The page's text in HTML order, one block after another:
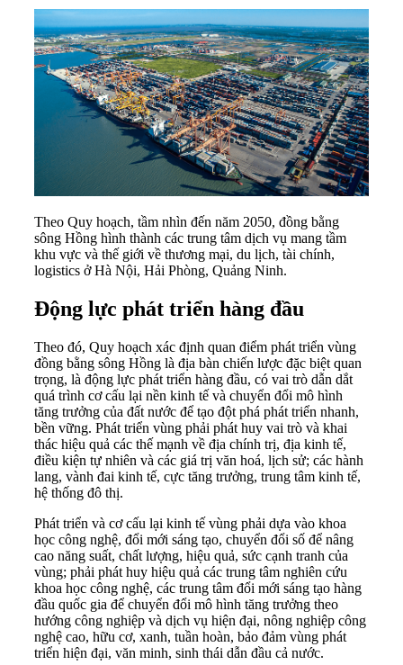
Theo Quy hoạch, tầm nhìn đến năm 2050, đồng bằng
sông Hồng hình thành các trung tâm dịch vụ mang tầm
khu vực và thế giới về thương mại, du lịch, tài chính,
logistics ở Hà Nội, Hải Phòng, Quảng Ninh.
Động lực phát triển hàng đầu
Theo đó, Quy hoạch xác định quan điểm phát triển vùng
đồng bằng sông Hồng là địa bàn chiến lược đặc biệt quan
trọng, là động lực phát triển hàng đầu, có vai trò dẫn dắt
quá trình cơ cấu lại nền kinh tế và chuyển đổi mô hình
tăng trưởng của đất nước để tạo đột phá phát triển nhanh,
bền vững. Phát triển vùng phải phát huy vai trò và khai
thác hiệu quả các thế mạnh về địa chính trị, địa kinh tế,
điều kiện tự nhiên và các giá trị văn hoá, lịch sử; các hành
lang, vành đai kinh tế, cực tăng trưởng, trung tâm kinh tế,
hệ thống đô thị.
Phát triển và cơ cấu lại kinh tế vùng phải dựa vào khoa
học công nghệ, đổi mới sáng tạo, chuyển đổi số để nâng
cao năng suất, chất lượng, hiệu quả, sức cạnh tranh của
vùng; phải phát huy hiệu quả các trung tâm nghiên cứu
khoa học công nghệ, các trung tâm đổi mới sáng tạo hàng
đầu quốc gia để chuyển đổi mô hình tăng trưởng theo
hướng công nghiệp và dịch vụ hiện đại, nông nghiệp công
nghệ cao, hữu cơ, xanh, tuần hoàn, bảo đảm vùng phát
triển hiện đại, văn minh, sinh thái dẫn đầu cả nước.